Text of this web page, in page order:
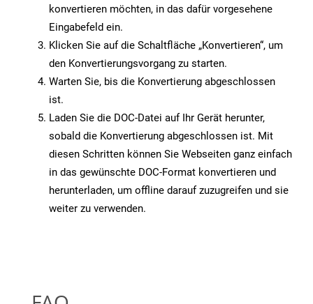
konvertieren möchten, in das dafür vorgesehene
Eingabefeld ein.
Klicken Sie auf die Schaltfläche „Konvertieren“, um
den Konvertierungsvorgang zu starten.
Warten Sie, bis die Konvertierung abgeschlossen
ist.
Laden Sie die DOC-Datei auf Ihr Gerät herunter,
sobald die Konvertierung abgeschlossen ist. Mit
diesen Schritten können Sie Webseiten ganz einfach
in das gewünschte DOC-Format konvertieren und
herunterladen, um offline darauf zuzugreifen und sie
weiter zu verwenden.